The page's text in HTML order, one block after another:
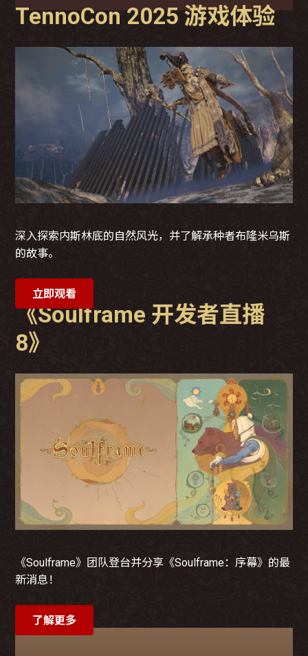
TennoCon 2025 游戏体验
深入探索内斯林底的自然风光，并了解承种者布隆米乌斯
的故事。
立即观看
《Soulframe 开发者直播
8》
《Soulframe》团队登台并分享《Soulframe：序幕》的最
新消息！
了解更多